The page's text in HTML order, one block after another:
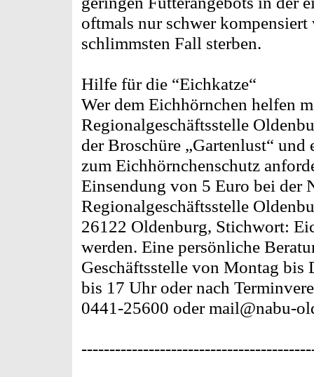
oftmals nur schwer kompensiert
schlimmsten Fall sterben.
Hilfe für die “Eichkatze“
Wer dem Eichhörnchen helfen
Regionalgeschäftsstelle
der Broschüre „Gartenlust“
zum Eichhörnchenschutz
Einsendung von 5 Euro bei der
Regionalgeschäftsstelle
26122 Oldenburg, Stichwort:
werden. Eine persönliche
Geschäftsstelle von Montag bis
bis 17 Uhr oder nach
0441-25600 oder mail@nabu-